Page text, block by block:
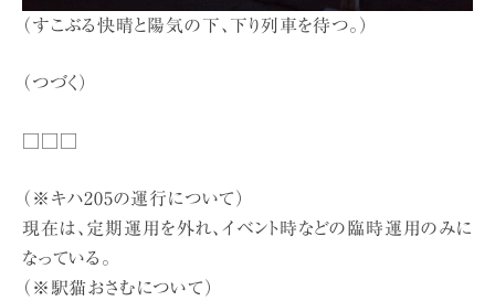
（すこぶる快晴と陽気の下、下り列車を待つ。）
（つづく）
（※キハ205の運行について）
現在は、定期運用を外れ、イベント時などの臨時運用のみに
なっている。
（※駅猫おさむについて）